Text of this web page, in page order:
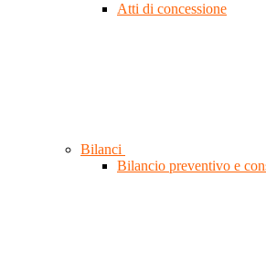
Atti di concessione
Bilanci
Bilancio preventivo e